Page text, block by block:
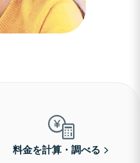
料金を計算・調べる